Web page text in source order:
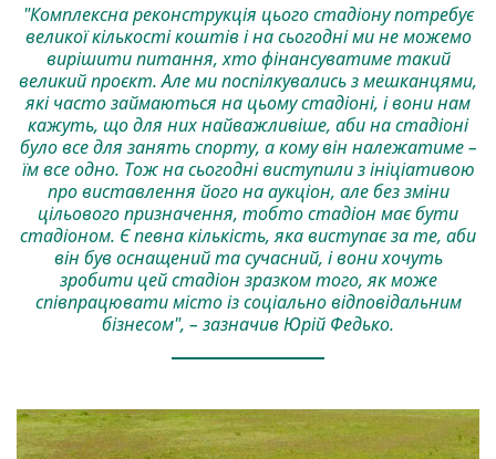
"Комплексна реконструкція цього стадіону потребує
великої кількості коштів і на сьогодні ми не можемо
вирішити питання, хто фінансуватиме такий
великий проєкт. Але ми поспілкувались з мешканцями,
які часто займаються на цьому стадіоні, і вони нам
кажуть, що для них найважливіше, аби на стадіоні
було все для занять спорту, а кому він належатиме –
їм все одно. Тож на сьогодні виступили з ініціативою
про виставлення його на аукціон, але без зміни
цільового призначення, тобто стадіон має бути
стадіоном. Є певна кількість, яка виступає за те, аби
він був оснащений та сучасний, і вони хочуть
зробити цей стадіон зразком того, як може
співпрацювати місто із соціально відповідальним
бізнесом", – зазначив Юрій Федько.